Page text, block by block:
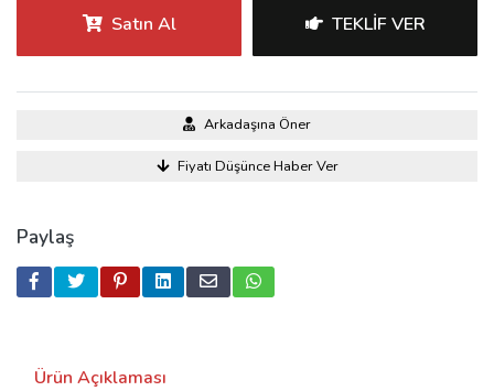
Satın Al TEKLIF VER
Arkadaşına Öner
Fiyatı Düşünce Haber Ver
Paylaş
Ürün Açıklaması